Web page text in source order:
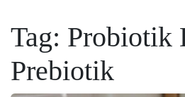
Tag: Probiotik
Prebiotik